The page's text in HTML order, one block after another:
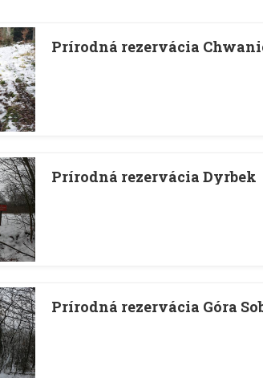
Prírodná rezervácia
Prírodná rezervácia Dyrbek
Prírodná rezervácia Góra